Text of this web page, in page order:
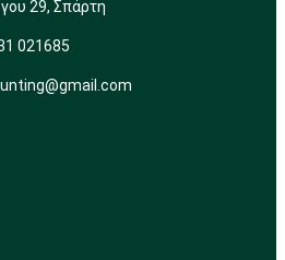
29, Σπάρτη
021685